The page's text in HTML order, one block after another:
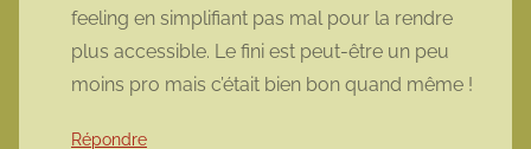
feeling en simplifiant pas mal pour la rendre
plus accessible. Le fini est peut-être un peu
moins pro mais c’était bien bon quand même !
Répondre